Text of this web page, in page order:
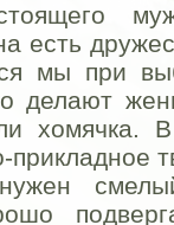
есть
мы при
делают
хомячка.